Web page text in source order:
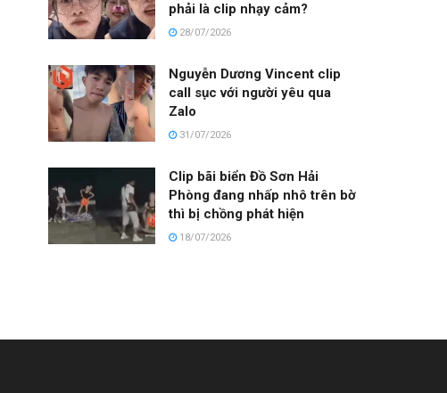
phải là clip nhạy cảm?
28/07/2026
Nguyễn Dương Vincent clip
call sục với người yêu qua
Zalo
31/07/2026
Clip bãi biển Đồ Sơn Hải
Phòng đang nhấp nhô trên bờ
thì bị chồng phát hiện
18/07/2026